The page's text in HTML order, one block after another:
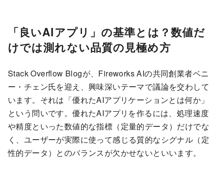
「良いAIアプリ」の基準とは？数値だ
けでは測れない品質の見極め方
Stack Overflow Blogが、Fireworks AIの共同創業者ベニ
ー・チェン氏を迎え、興味深いテーマで議論を交わして
います。それは「優れたAIアプリケーションとは何か」
という問いです。優れたAIアプリを作るには、処理速度
や精度といった数値的な指標（定量的データ）だけでな
く、ユーザーが実際に使って感じる質的なシグナル（定
性的データ）とのバランスが欠かせないといいます。